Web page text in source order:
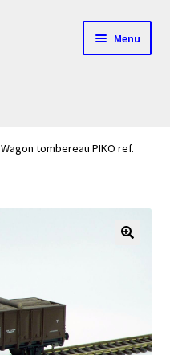
Menu
Wagon tombereau PIKO ref.